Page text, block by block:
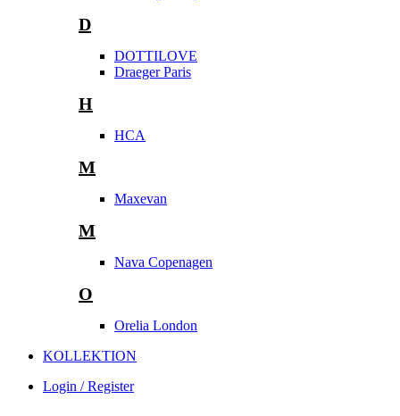
D
DOTTILOVE
Draeger Paris
H
HCA
M
Maxevan
M
Nava Copenagen
O
Orelia London
KOLLEKTION
Login / Register